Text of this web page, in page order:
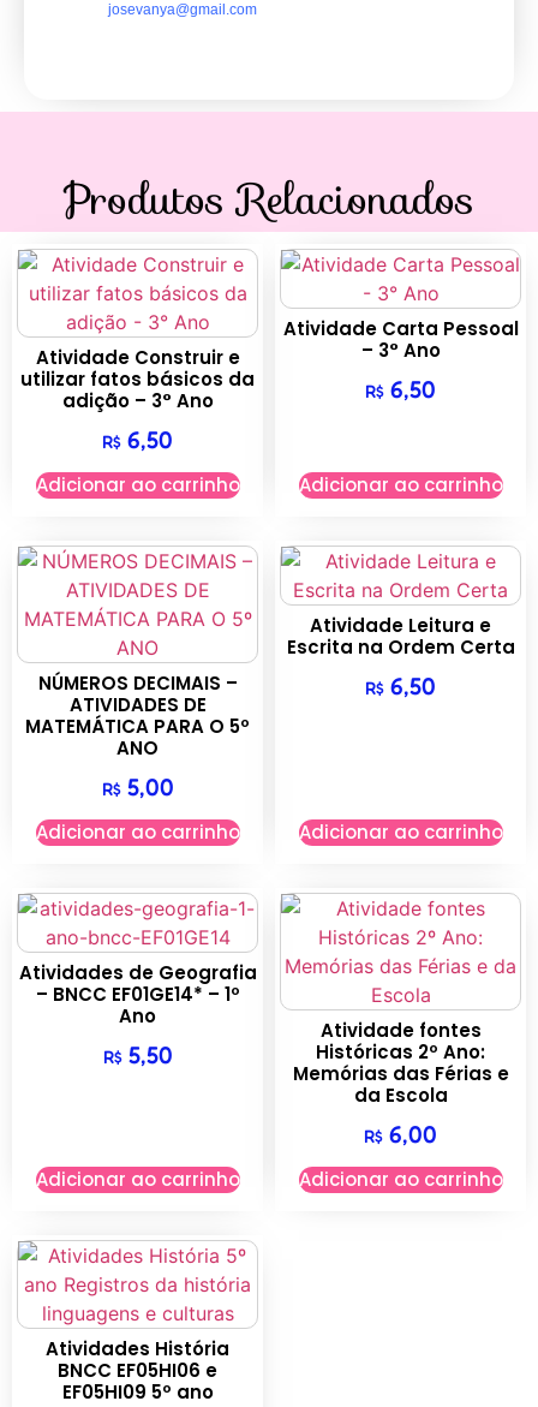
josevanya@gmail.com
Produtos Relacionados
Atividade Construir e
utilizar fatos básicos da
adição – 3° Ano
R$ 6,50
Adicionar ao carrinho
Atividade Carta Pessoal
– 3° Ano
R$ 6,50
Adicionar ao carrinho
NÚMEROS DECIMAIS –
ATIVIDADES DE
MATEMÁTICA PARA O 5º
ANO
R$5,00
Adicionar ao carrinho
Atividade Leitura e
Escrita na Ordem Certa
R$ 6,50
Adicionar ao carrinho
Atividades de Geografia
– BNCC EF01GE14* – 1º
Ano
R$5,50
Adicionar ao carrinho
Atividade fontes
Históricas 2º Ano:
Memórias das Férias e
da Escola
R$ 6,00
Adicionar ao carrinho
Atividades História
BNCC EF05HI06 e
EF05HI09 5º ano